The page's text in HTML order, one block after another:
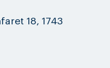
18, 1743